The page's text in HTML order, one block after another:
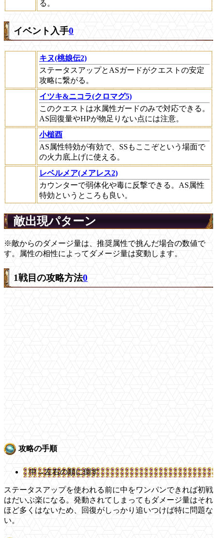
る。
イベント入手0
キヌ(桃娘伝2)
ステータスアップとASガードがクエストの安定
攻略に繋がる。
イツキ&ニコラ(クロマグ5)
このクエストは水属性ガードのみで対応できる。
AS回復量やHPが物足りない点には注意。
小槌酉
AS属性特効が有効で、SSもここぞという場面で
の火力底上げに使える。
レベルメア(メアレス2)
カウンターで弱体化や毒に反撃できる。AS属性
特効というところも良い。
敵出現パターン
※敵からのダメージ量は、推奨属性で挑んだ場合の数値で
す。属性の相性によってダメージ量は変動します。
1戦目の攻略方法0
攻略の手順
中→左右の順に倒す
ステータスアップを使われる前に中をワンパンできれば初戦
はだいぶ楽になる。発動されてしまってもダメージ量はそれ
ほど多くはないため、回復がしっかり追いつけば特に問題な
い。